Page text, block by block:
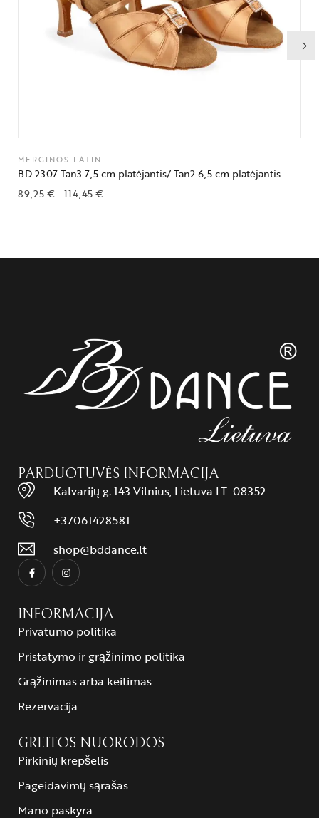
MERGINOS LATIN
BD 2307 Tan3 7,5 cm platėjantis/ Tan2 6,5 cm platėjantis
89,25€-114,45€
PARDUOTUVĖS INFORMACIJA
Kalvarijų g. 143 Vilnius, Lietuva LT-08352
+37061428581
shop@bddance.lt
INFORMACIJA
Privatumo politika
Pristatymo ir grąžinimo politika
Grąžinimas arba keitimas
Rezervacija
GREITOS NUORODOS
Pirkinių krepšelis
Pageidavimų sąrašas
Mano paskyra